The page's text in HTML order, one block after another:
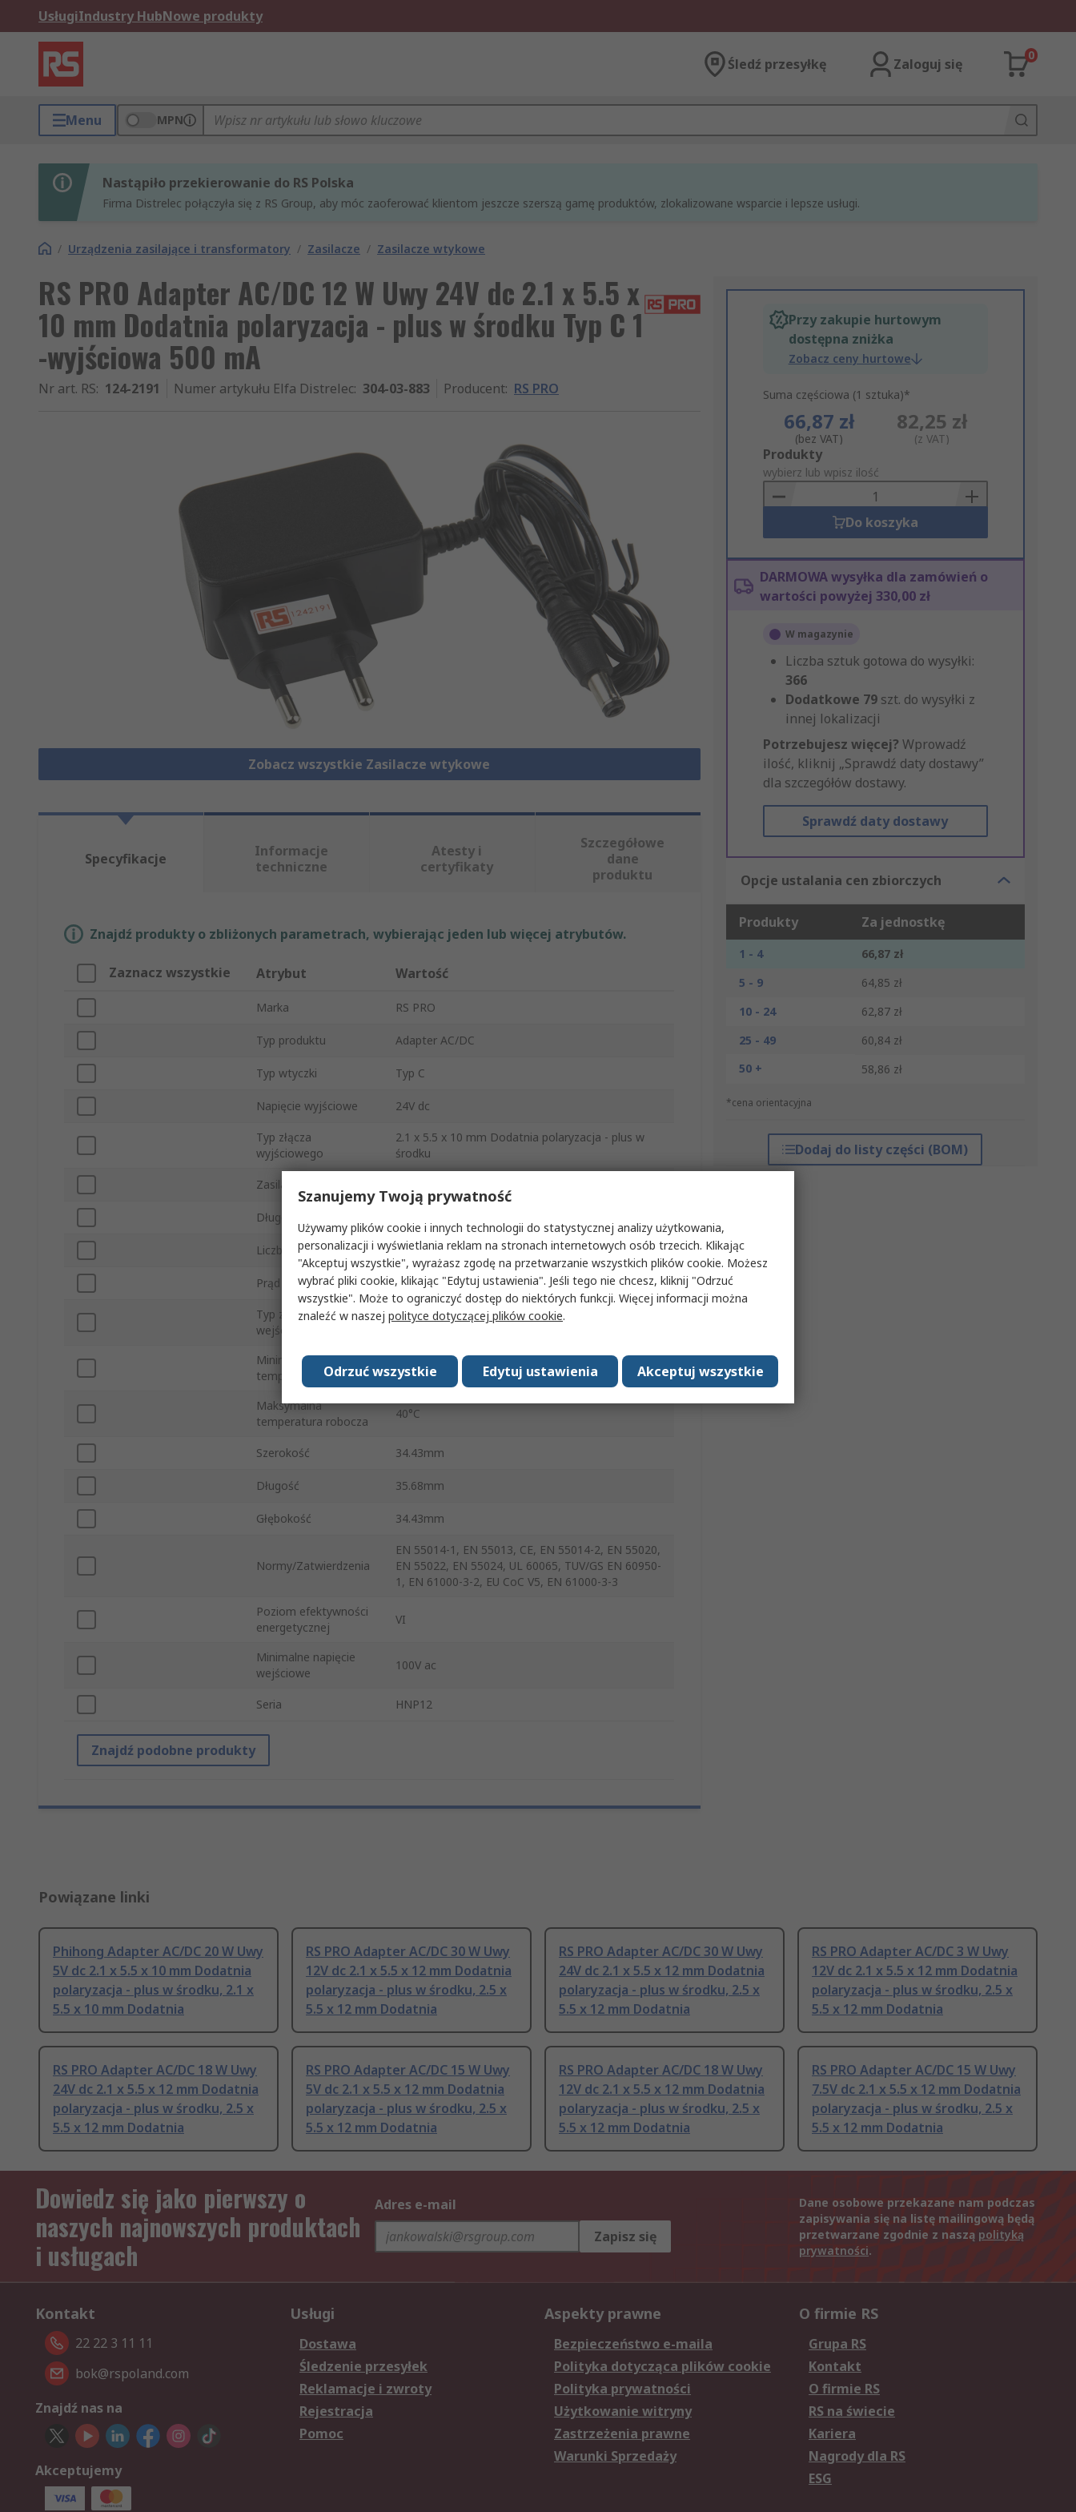
UsługiIndustry HubNowe produkty
Śledź przesyłkę Zaloguj się
0
Menu MPN
Nastąpiło przekierowanie do RS Polska
Firma Distrelec połączyła się z RS Group, aby móc zaoferować klientom jeszcze szerszą gamę produktów, zlokalizowane wsparcie i lepsze usługi.
/ Urządzenia zasilające i transformatory / Zasilacze / Zasilacze wtykowe
RS PRO Adapter AC/DC 12 W Uwy 24V dc 2.1 x 5.5 x
10 mm Dodatnia polaryzacja - plus w środku Typ C 1
-wyjściowa 500 mA
Nr art. RS: 124-2191 Numer artykułu Elfa Distrelec: 304-03-883 Producent: RS PRO
Zobacz wszystkie Zasilacze wtykowe
Przy zakupie hurtowym
dostępna zniżka
Zobacz ceny hurtowe
Suma częściowa (1 sztuka)*
66,87 zł
(bez VAT)
82,25 zł
(z VAT)
Add
to
Basket
Produkty
wybierz lub wpisz ilość
Do koszyka
DARMOWA wysyłka dla zamówień o
wartości powyżej 330,00 zł
W magazynie
Liczba sztuk gotowa do wysyłki:
366
Dodatkowe 79 szt. do wysyłki z
innej lokalizacji
Potrzebujesz więcej? Wprowadź
ilość, kliknij „Sprawdź daty dostawy”
dla szczegółów dostawy.
Sprawdź daty dostawy
Opcje ustalania cen zbiorczych
Produkty Za jednostkę
1 - 4
66,87 zł
5 - 9
64,85 zł
10 - 24
62,87 zł
25 - 49
60,84 zł
50 +
58,86 zł
*cena orientacyjna
Dodaj do listy części (BOM)
Specyfikacje
Informacje
techniczne
Atesty i
certyfikaty
Szczegółowe
dane
produktu
Znajdź produkty o zbliżonych parametrach, wybierając jeden lub więcej atrybutów.
Zaznacz wszystkie Atrybut Wartość
Marka RS PRO
Typ produktu Adapter AC/DC
Typ wtyczki Typ C
Napięcie wyjściowe 24V dc
Typ złącza
wyjściowego
2.1 x 5.5 x 10 mm Dodatnia polaryzacja - plus w
środku
Zasilanie
Długość kabla
Liczba wyjść 1
Prąd adaptera 500mA
Typ złącza
wejściowego
Wtyk UE
Minimalna
temperatura robocza
-10°C
Maksymalna
temperatura robocza
40°C
Szerokość 34.43mm
Długość 35.68mm
Głębokość 34.43mm
Normy/Zatwierdzenia
EN 55014-1, EN 55013, CE, EN 55014-2, EN 55020,
EN 55022, EN 55024, UL 60065, TUV/GS EN 60950-
1, EN 61000-3-2, EU CoC V5, EN 61000-3-3
Poziom efektywności
energetycznej
VI
Minimalne napięcie
wejściowe
100V ac
Seria HNP12
Znajdź podobne produkty
Powiązane linki
Phihong Adapter AC/DC 20 W Uwy
5V dc 2.1 x 5.5 x 10 mm Dodatnia
polaryzacja - plus w środku, 2.1 x
5.5 x 10 mm Dodatnia
RS PRO Adapter AC/DC 30 W Uwy
12V dc 2.1 x 5.5 x 12 mm Dodatnia
polaryzacja - plus w środku, 2.5 x
5.5 x 12 mm Dodatnia
RS PRO Adapter AC/DC 30 W Uwy
24V dc 2.1 x 5.5 x 12 mm Dodatnia
polaryzacja - plus w środku, 2.5 x
5.5 x 12 mm Dodatnia
RS PRO Adapter AC/DC 3 W Uwy
12V dc 2.1 x 5.5 x 12 mm Dodatnia
polaryzacja - plus w środku, 2.5 x
5.5 x 12 mm Dodatnia
RS PRO Adapter AC/DC 18 W Uwy
24V dc 2.1 x 5.5 x 12 mm Dodatnia
polaryzacja - plus w środku, 2.5 x
5.5 x 12 mm Dodatnia
RS PRO Adapter AC/DC 15 W Uwy
5V dc 2.1 x 5.5 x 12 mm Dodatnia
polaryzacja - plus w środku, 2.5 x
5.5 x 12 mm Dodatnia
RS PRO Adapter AC/DC 18 W Uwy
12V dc 2.1 x 5.5 x 12 mm Dodatnia
polaryzacja - plus w środku, 2.5 x
5.5 x 12 mm Dodatnia
RS PRO Adapter AC/DC 15 W Uwy
7.5V dc 2.1 x 5.5 x 12 mm Dodatnia
polaryzacja - plus w środku, 2.5 x
5.5 x 12 mm Dodatnia
Dowiedz się jako pierwszy o
naszych najnowszych produktach
i usługach
Adres e-mail
Zapisz się
Dane osobowe przekazane nam podczas
zapisywania się na listę mailingową będą
przetwarzane zgodnie z naszą polityką
prywatności.
Kontakt
22 22 3 11 11
bok@rspoland.com
Znajdź nas na
Akceptujemy
Usługi
Dostawa
Śledzenie przesyłek
Reklamacje i zwroty
Rejestracja
Pomoc
Aspekty prawne
Bezpieczeństwo e-maila
Polityka dotycząca plików cookie
Polityka prywatności
Użytkowanie witryny
Zastrzeżenia prawne
Warunki Sprzedaży
O firmie RS
Grupa RS
Kontakt
O firmie RS
RS na świecie
Kariera
Nagrody dla RS
ESG
Szanujemy Twoją prywatność
Używamy plików cookie i innych technologii do statystycznej analizy użytkowania,
personalizacji i wyświetlania reklam na stronach internetowych osób trzecich. Klikając
"Akceptuj wszystkie", wyrażasz zgodę na przetwarzanie wszystkich plików cookie. Możesz
wybrać pliki cookie, klikając "Edytuj ustawienia". Jeśli tego nie chcesz, kliknij "Odrzuć
wszystkie". Może to ograniczyć dostęp do niektórych funkcji. Więcej informacji można
znaleźć w naszej polityce dotyczącej plików cookie.
Akceptuj wszystkie
Edytuj ustawienia
Odrzuć wszystkie